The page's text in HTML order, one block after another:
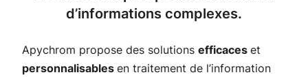
d’informations complexes.
Apychrom propose des solutions efficaces et
personnalisables en traitement de l’information